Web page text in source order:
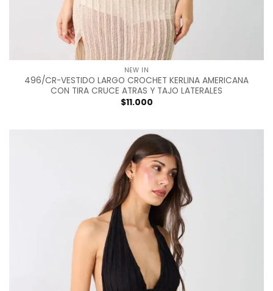
NEW IN
496/CR-VESTIDO LARGO CROCHET KERLINA AMERICANA
CON TIRA CRUCE ATRAS Y TAJO LATERALES
$11.000